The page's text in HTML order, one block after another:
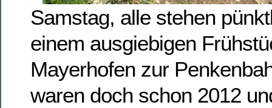
Samstag, alle stehen
einem ausgiebigen
Mayerhofen zur
waren doch schon 2012